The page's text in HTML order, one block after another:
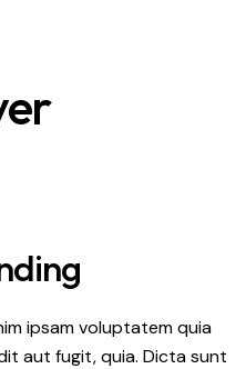
ipsam voluptatem quia
aut fugit, quia. Dicta sunt